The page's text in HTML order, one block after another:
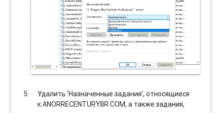
Удалить ‘Назначенные задания’, относящиеся
к ANORRECENTURYBR.COM, а также задания,